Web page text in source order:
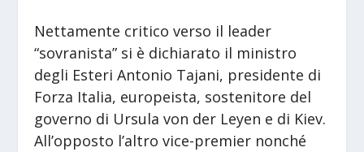
Nettamente critico verso il leader
“sovranista” si è dichiarato il ministro
degli Esteri Antonio Tajani, presidente di
Forza Italia, europeista, sostenitore del
governo di Ursula von der Leyen e di Kiev.
All’opposto l’altro vice-premier nonché